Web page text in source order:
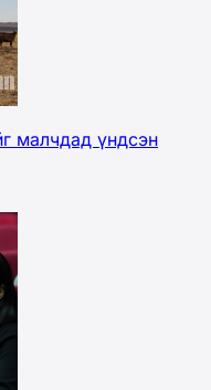
малчдад үндсэн